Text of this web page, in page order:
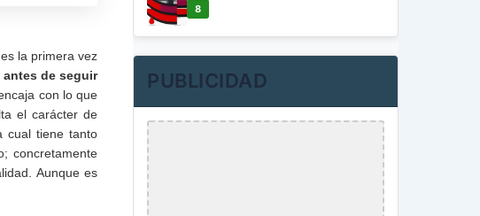
la primera vez
antes de seguir
con lo que
el carácter de
cual tiene tanto
concretamente
Aunque es
8
PUBLICIDAD